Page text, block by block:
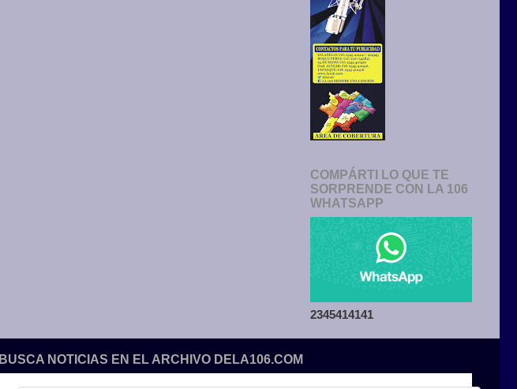
COMPÁRTI LO QUE TE
SORPRENDE CON LA 106
WHATSAPP
2345414141
BUSCA NOTICIAS EN EL ARCHIVO DELA106.COM